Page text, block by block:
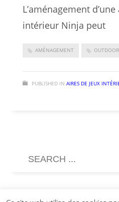
L’aménagement
intérieur Ninja peut
AMÉNAGEMENT OUTDOOR
PUBLISHED IN AIRES DE JEUX